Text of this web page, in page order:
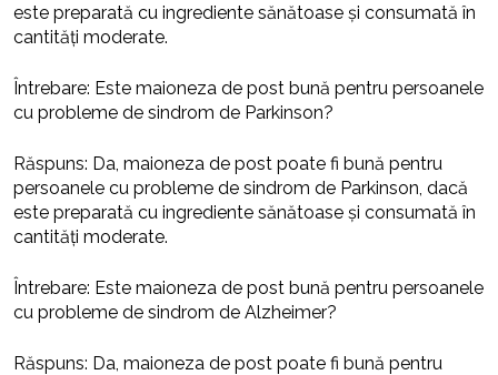
este preparată cu ingrediente sănătoase și consumată în
cantități moderate.
Întrebare: Este maioneza de post bună pentru persoanele
cu probleme de sindrom de Parkinson?
Răspuns: Da, maioneza de post poate fi bună pentru
persoanele cu probleme de sindrom de Parkinson, dacă
este preparată cu ingrediente sănătoase și consumată în
cantități moderate.
Întrebare: Este maioneza de post bună pentru persoanele
cu probleme de sindrom de Alzheimer?
Răspuns: Da, maioneza de post poate fi bună pentru